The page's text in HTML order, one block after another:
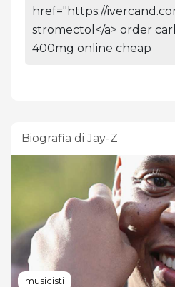
href="https://
stromectol</a> order
400mg online cheap
Biografia di Jay-Z
musicisti